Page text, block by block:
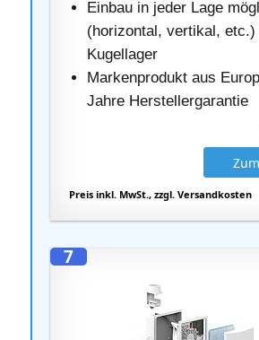
Einbau in jeder Lage
(horizontal, vertikal, etc.)
Kugellager
Markenprodukt aus
Jahre Herstellergarantie
Preis inkl. MwSt., zzgl. Versandkosten
7